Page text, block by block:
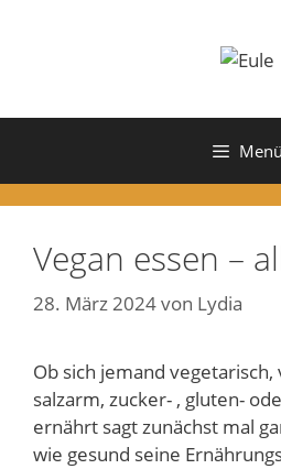
Menü
Vegan essen –
28. März 2024von Lydia
Ob sich jemand
salzarm, zucker- , gluten-
ernährt sagt zunächst mal
wie gesund seine